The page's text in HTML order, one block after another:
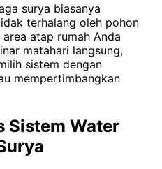
surya biasanya
terhalang oleh pohon
atap rumah Anda
matahari langsung,
sistem dengan
mempertimbangkan
Sistem Water